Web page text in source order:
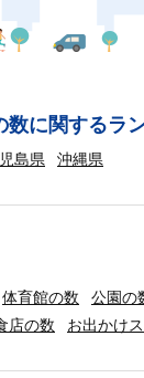
に関するラ
島県 沖縄県
体育館の数 公園の
店の数 お出かけ